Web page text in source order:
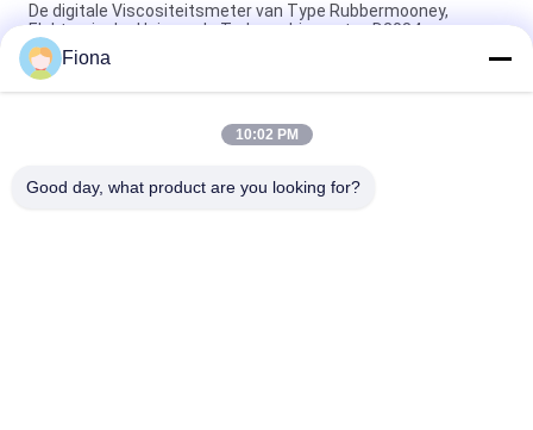
De digitale Viscositeitsmeter van Type Rubbermooney,
Elektronische Universele Trekmachine astm-D2084
Het laboratorium gebruikte Enige de Reometer van de
Spaandercontrole Rubber het Testen Machine zonder Rotor
IS0 180 Elektronische Charpy-Effect Mechanische het Testen
Fiona
10:02 PM
Good day, what product are you looking for?